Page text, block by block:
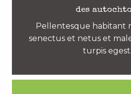
des
Pellentesque habitant
senectus et netus et
turpis